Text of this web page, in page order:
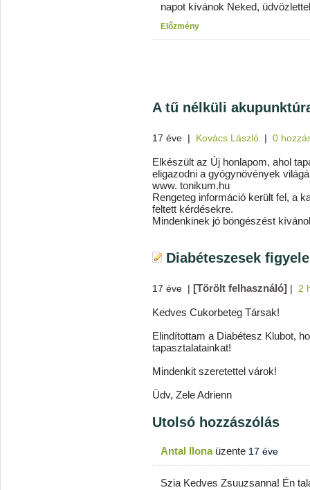
napot kívánok Neked,
Előzmény
A tű nélküli
17 éve | Kovács László | 0
Elkészült az Új honlapom, ahol
eligazodni a gyógynövények
www. tonikum.hu
Rengeteg információ került fel, a
feltett kérdésekre.
Mindenkinek jó böngészést
Diabéteszesek
17 éve | [Törölt felhasználó] | 2
Kedves Cukorbeteg Társak!
Elindítottam a Diabétesz Klubot,
tapasztalatainkat!
Mindenkit szeretettel várok!
Üdv, Zele Adrienn
Utolsó hozzászólás
Antal Ilonaüzente 17 éve
Szia Kedves Zsuuzsanna! Én